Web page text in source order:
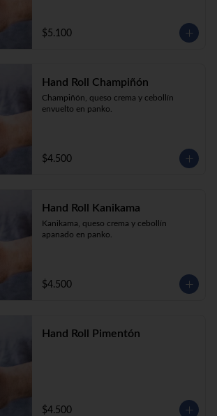
$5.100
Hand Roll Champiñón
Champiñón, queso crema y cebollín
envuelto en panko.
$4.500
Hand Roll Kanikama
Kanikama, queso crema y cebollín
apanado en panko.
$4.500
Hand Roll Pimentón
$4.500